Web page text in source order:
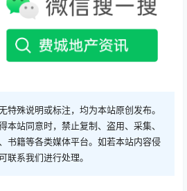
特殊说明或标注，均为本站原创发布。
本站同意时，禁止复制、盗用、采集、
书籍等各类媒体平台。如若本站内容侵
联系我们进行处理。